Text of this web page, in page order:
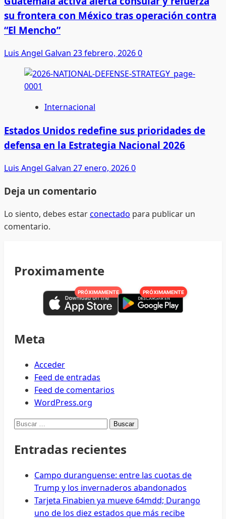
su frontera con México tras operación contra
“El Mencho”
Luis Angel Galvan 23 febrero, 20260
Internacional
Estados Unidos redefine sus prioridades de
defensa en la Estrategia Nacional 2026
Luis Angel Galvan 27 enero, 20260
Deja un comentario
Lo siento, debes estarconectado para publicar un
comentario.
Proximamente
PRÓXIMAMENTE PRÓXIMAMENTE
Meta
Acceder
Feed de entradas
Feed de comentarios
WordPress.org
Buscar:
Entradas recientes
Campo duranguense: entre las cuotas de
Trump y los invernaderos abandonados
Tarjeta Finabien ya mueve 64mdd; Durango
uno de los diez estados que más recibe